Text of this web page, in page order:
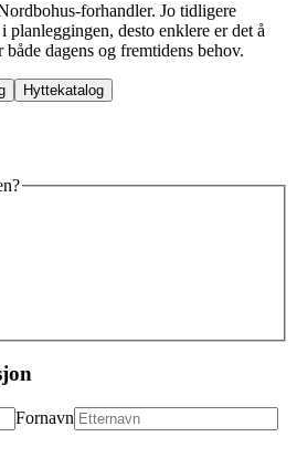
forhandler. Jo tidligere
planleggingen, desto enklere er det å
dagens og fremtidens behov.
Hyttekatalog
Fornavn